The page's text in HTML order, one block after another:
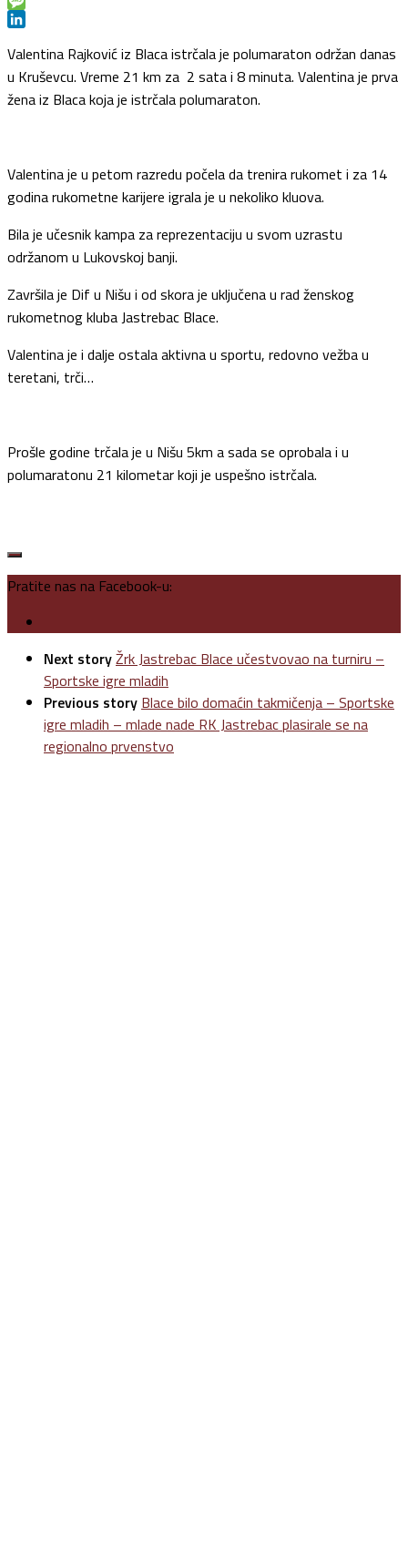
Message
Valentina Rajković iz Blaca istrčala je polumaraton održan danas
u Kruševcu. Vreme 21 km za 2 sata i 8 minuta. Valentina je prva
žena iz Blaca koja je istrčala polumaraton.
Valentina je u petom razredu počela da trenira rukomet i za 14
godina rukometne karijere igrala je u nekoliko kluova.
Bila je učesnik kampa za reprezentaciju u svom uzrastu
održanom u Lukovskoj banji.
Završila je Dif u Nišu i od skora je uključena u rad ženskog
rukometnog kluba Jastrebac Blace.
Valentina je i dalje ostala aktivna u sportu, redovno vežba u
teretani, trči…
Prošle godine trčala je u Nišu 5km a sada se oprobala i u
polumaratonu 21 kilometar koji je uspešno istrčala.
Pratite nas na Facebook-u:
Next storyŽrk Jastrebac Blace učestvovao na turniru –
Sportske igre mladih
Previous story Blace bilo domaćin takmičenja – Sportske
igre mladih – mlade nade RK Jastrebac plasirale se na
regionalno prvenstvo